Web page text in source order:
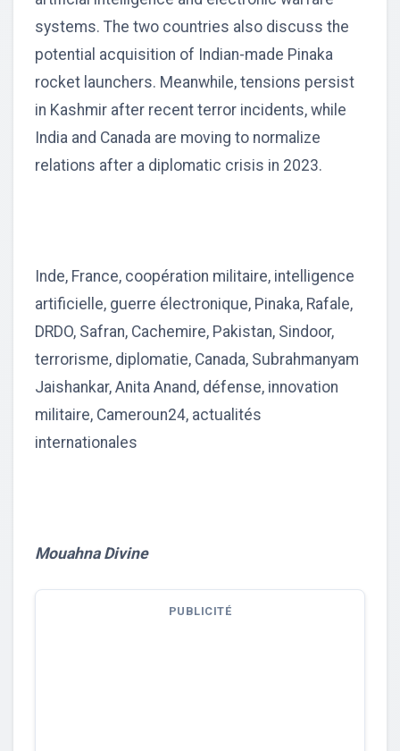
systems. The two countries also discuss the
potential acquisition of Indian-made Pinaka
rocket launchers. Meanwhile, tensions persist
in Kashmir after recent terror incidents, while
India and Canada are moving to normalize
relations after a diplomatic crisis in 2023.
Inde, France, coopération militaire, intelligence
artificielle, guerre électronique, Pinaka, Rafale,
DRDO, Safran, Cachemire, Pakistan, Sindoor,
terrorisme, diplomatie, Canada, Subrahmanyam
Jaishankar, Anita Anand, défense, innovation
militaire, Cameroun24, actualités
internationales
Mouahna Divine
PUBLICITÉ